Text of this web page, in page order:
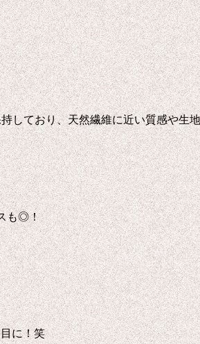
しており、天然繊維に近い質感や生
も◎！
に！笑